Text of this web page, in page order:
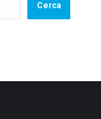
Cerca